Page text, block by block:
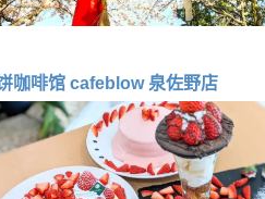
咖啡馆 cafeblow 泉佐野店